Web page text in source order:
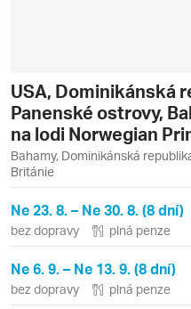
USA, Dominikánská
Panenské ostrovy,
na lodi Norwegian
Bahamy, Dominikánská
Británie
Ne 23. 8. – Ne 30. 8. (8 dní)
bez dopravy plná penze
Ne 6. 9. – Ne 13. 9. (8 dní)
bez dopravy plná penze